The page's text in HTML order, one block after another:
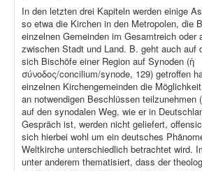
In den letzten drei Kapiteln werden einige
so etwa die Kirchen in den Metropolen, die
einzelnen Gemeinden im Gesamtreich oder
zwischen Stadt und Land. B. geht auch auf
sich Bischöfe einer Region auf Synoden (ἡ
σύνοδος/concilium/synode, 129) getroffen
einzelnen Kirchengemeinden die
an notwendigen Beschlüssen teilzunehmen
auf den synodalen Weg, wie er in
Gespräch ist, werden nicht geliefert,
sich hierbei wohl um ein deutsches
Weltkirche unterschiedlich betrachtet wird.
unter anderem thematisiert, dass der